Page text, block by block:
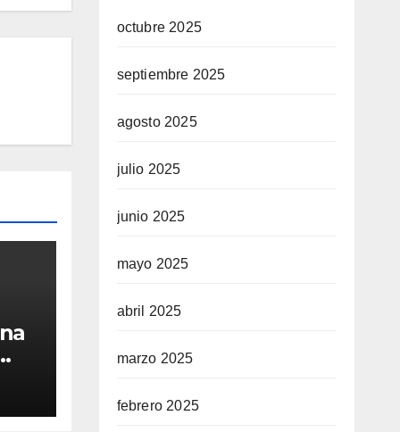
octubre 2025
septiembre 2025
agosto 2025
julio 2025
junio 2025
mayo 2025
abril 2025
marzo 2025
febrero 2025